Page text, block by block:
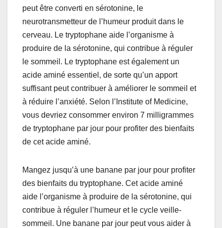
peut être converti en sérotonine, le
neurotransmetteur de l’humeur produit dans le
cerveau. Le tryptophane aide l’organisme à
produire de la sérotonine, qui contribue à réguler
le sommeil. Le tryptophane est également un
acide aminé essentiel, de sorte qu’un apport
suffisant peut contribuer à améliorer le sommeil et
à réduire l’anxiété. Selon l’Institute of Medicine,
vous devriez consommer environ 7 milligrammes
de tryptophane par jour pour profiter des bienfaits
de cet acide aminé.
Mangez jusqu’à une banane par jour pour profiter
des bienfaits du tryptophane. Cet acide aminé
aide l’organisme à produire de la sérotonine, qui
contribue à réguler l’humeur et le cycle veille-
sommeil. Une banane par jour peut vous aider à